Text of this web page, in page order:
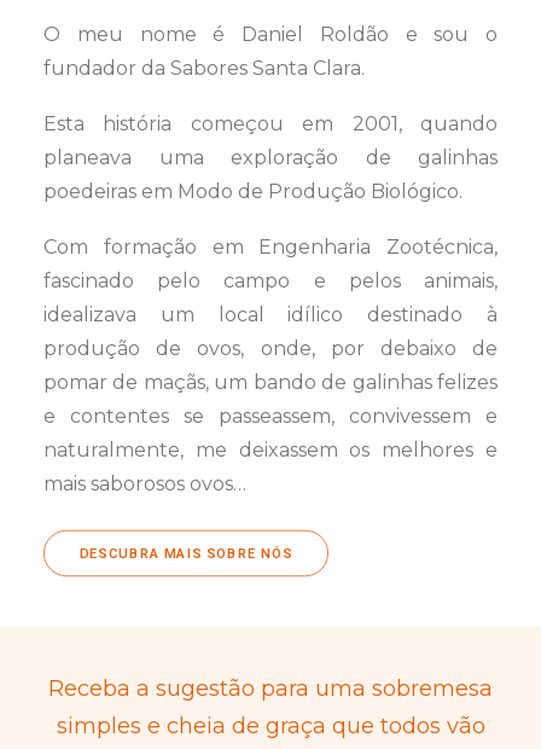
O meu nome é Daniel Roldão e sou o
fundador da Sabores Santa Clara.
Esta história começou em 2001, quando
planeava uma exploração de galinhas
poedeiras em Modo de Produção Biológico.
Com formação em Engenharia Zootécnica,
fascinado pelo campo e pelos animais,
idealizava um local idílico destinado à
produção de ovos, onde, por debaixo de
pomar de maçãs, um bando de galinhas felizes
e contentes se passeassem, convivessem e
naturalmente, me deixassem os melhores e
mais saborosos ovos…
DESCUBRA MAIS SOBRE NÓS
Receba a sugestão para uma sobremesa
simples e cheia de graça que todos vão